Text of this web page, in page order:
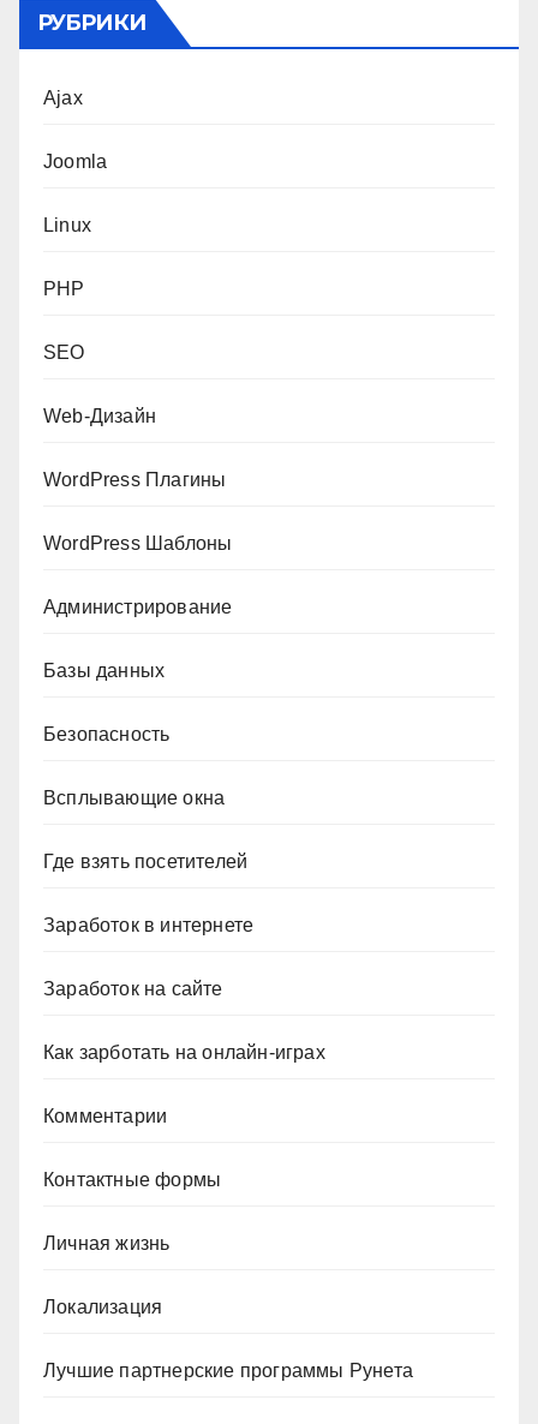
РУБРИКИ
Ajax
Joomla
Linux
PHP
SEO
Web-Дизайн
WordPress Плагины
WordPress Шаблоны
Администрирование
Базы данных
Безопасность
Всплывающие окна
Где взять посетителей
Заработок в интернете
Заработок на сайте
Как зарботать на онлайн-играх
Комментарии
Контактные формы
Личная жизнь
Локализация
Лучшие партнерские программы Рунета